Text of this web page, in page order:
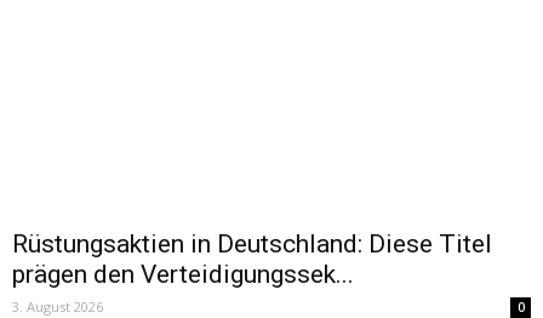
Rüstungsaktien in Deutschland: Diese Titel
prägen den Verteidigungssek...
3. August 2026 0